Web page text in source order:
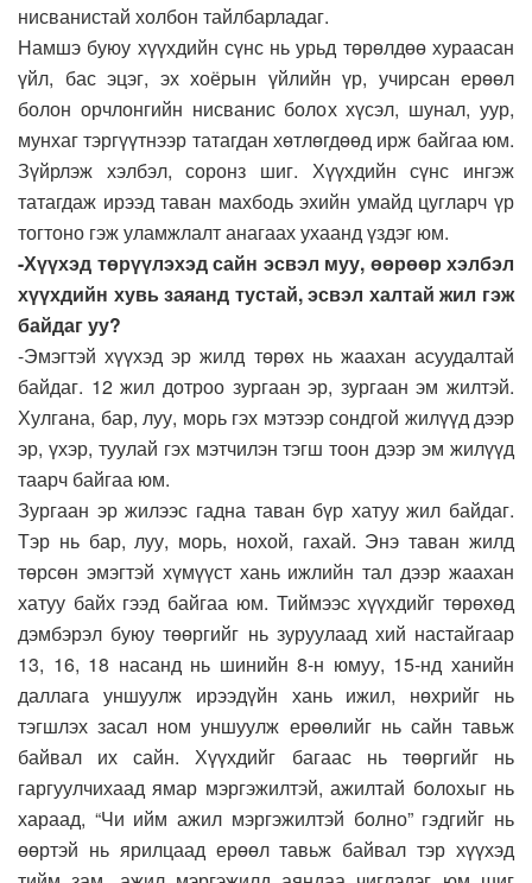
нисванистай холбон тайлбарладаг.
Намшэ буюу хүүхдийн сүнс нь урьд төрөлдөө хураасан
үйл, бас эцэг, эх хоёрын үйлийн үр, учирсан ерөөл
болон орчлонгийн нисванис болох хүсэл, шунал, уур,
мунхаг тэргүүтнээр татагдан хөтлөгдөөд ирж байгаа юм.
Зүйрлэж хэлбэл, соронз шиг. Хүүхдийн сүнс ингэж
татагдаж ирээд таван махбодь эхийн умайд цугларч үр
тогтоно гэж уламжлалт анагаах ухаанд үздэг юм.
-Хүүхэд төрүүлэхэд сайн эсвэл муу, өөрөөр хэлбэл
хүүхдийн хувь заяанд тустай, эсвэл халтай жил гэж
байдаг уу?
-Эмэгтэй хүүхэд эр жилд төрөх нь жаахан асуудалтай
байдаг. 12 жил дотроо зургаан эр, зургаан эм жилтэй.
Хулгана, бар, луу, морь гэх мэтээр сондгой жилүүд дээр
эр, үхэр, туулай гэх мэтчилэн тэгш тоон дээр эм жилүүд
таарч байгаа юм.
Зургаан эр жилээс гадна таван бүр хатуу жил байдаг.
Тэр нь бар, луу, морь, нохой, гахай. Энэ таван жилд
төрсөн эмэгтэй хүмүүст хань ижлийн тал дээр жаахан
хатуу байх гээд байгаа юм. Тиймээс хүүхдийг төрөхөд
дэмбэрэл буюу төөргийг нь зуруулаад хий настайгаар
13, 16, 18 насанд нь шинийн 8-н юмуу, 15-нд ханийн
даллага уншуулж ирээдүйн хань ижил, нөхрийг нь
тэгшлэх засал ном уншуулж ерөөлийг нь сайн тавьж
байвал их сайн. Хүүхдийг багаас нь төөргийг нь
гаргуулчихаад ямар мэргэжилтэй, ажилтай болохыг нь
хараад, “Чи ийм ажил мэргэжилтэй болно” гэдгийг нь
өөртэй нь ярилцаад ерөөл тавьж байвал тэр хүүхэд